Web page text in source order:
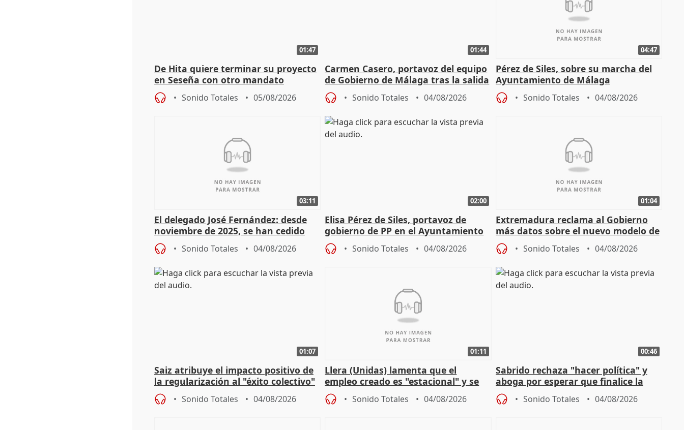
01:47
De Hita quiere terminar su proyecto
en Seseña con otro mandato
Sonido Totales 05/08/2026
01:44
Carmen Casero, portavoz del equipo
de Gobierno de Málaga tras la salida
de Pérez de Siles
Sonido Totales 04/08/2026
04:47
Pérez de Siles, sobre su marcha del
Ayuntamiento de Málaga
Sonido Totales 04/08/2026
03:11
El delegado José Fernández: desde
noviembre de 2025, se han cedido
9.810 ayudas por nacimiento
Sonido Totales 04/08/2026
02:00
Elisa Pérez de Siles, portavoz de
gobierno de PP en el Ayuntamiento
de Málaga, deja la política
Sonido Totales 04/08/2026
01:04
Extremadura reclama al Gobierno
más datos sobre el nuevo modelo de
financiación
Sonido Totales 04/08/2026
01:07
Saiz atribuye el impacto positivo de
la regularización al "éxito colectivo"
del Gobierno
Sonido Totales 04/08/2026
01:11
Llera (Unidas) lamenta que el
empleo creado es "estacional" y se
"esfumará" al acabar el verano
Sonido Totales 04/08/2026
00:46
Sabrido rechaza "hacer política" y
aboga por esperar que finalice la
investigación del incendio
Sonido Totales 04/08/2026